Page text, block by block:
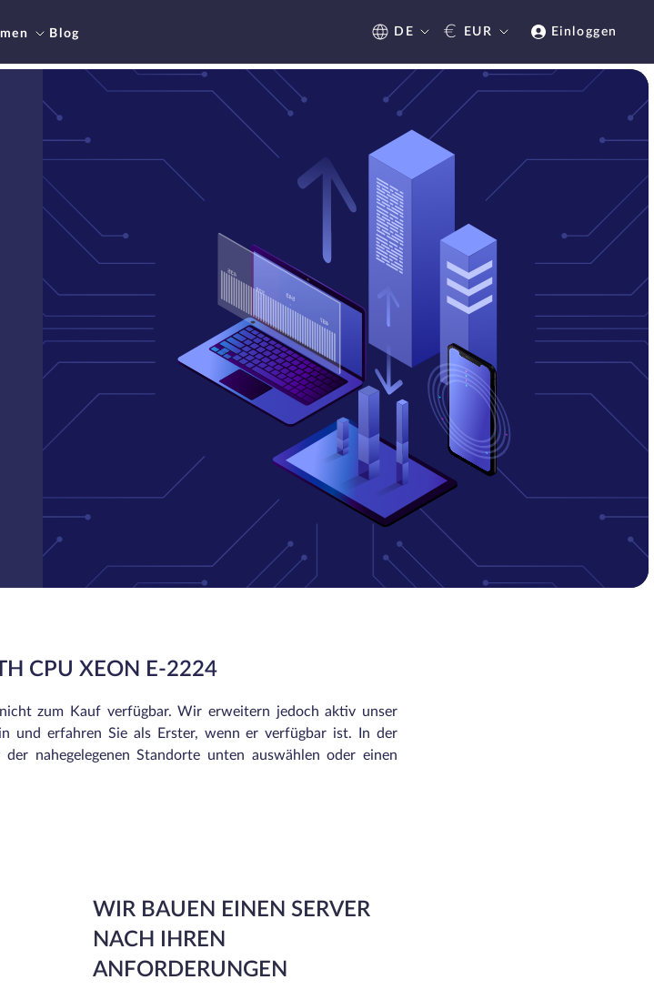
Blog DE € EUR Einloggen
CPU XEON E-2224
zum Kauf verfügbar. Wir erweitern jedoch aktiv unser
und erfahren Sie als Erster, wenn er verfügbar ist. In der
nahegelegenen Standorte unten auswählen oder einen
WIR BAUEN EINEN SERVER
NACH IHREN
ANFORDERUNGEN